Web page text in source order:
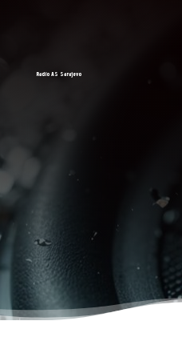
Radio AS Sarajevo